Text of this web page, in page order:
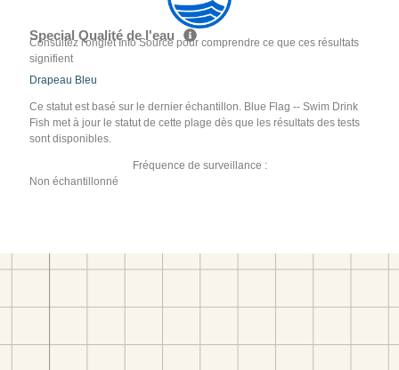
Special Qualité de l'eau
Consultez l'onglet Info Source pour comprendre ce que ces résultats
signifient
Drapeau Bleu
Ce statut est basé sur le dernier échantillon. Blue Flag -- Swim Drink
Fish met à jour le statut de cette plage dès que les résultats des tests
sont disponibles.
Fréquence de surveillance :
Non échantillonné